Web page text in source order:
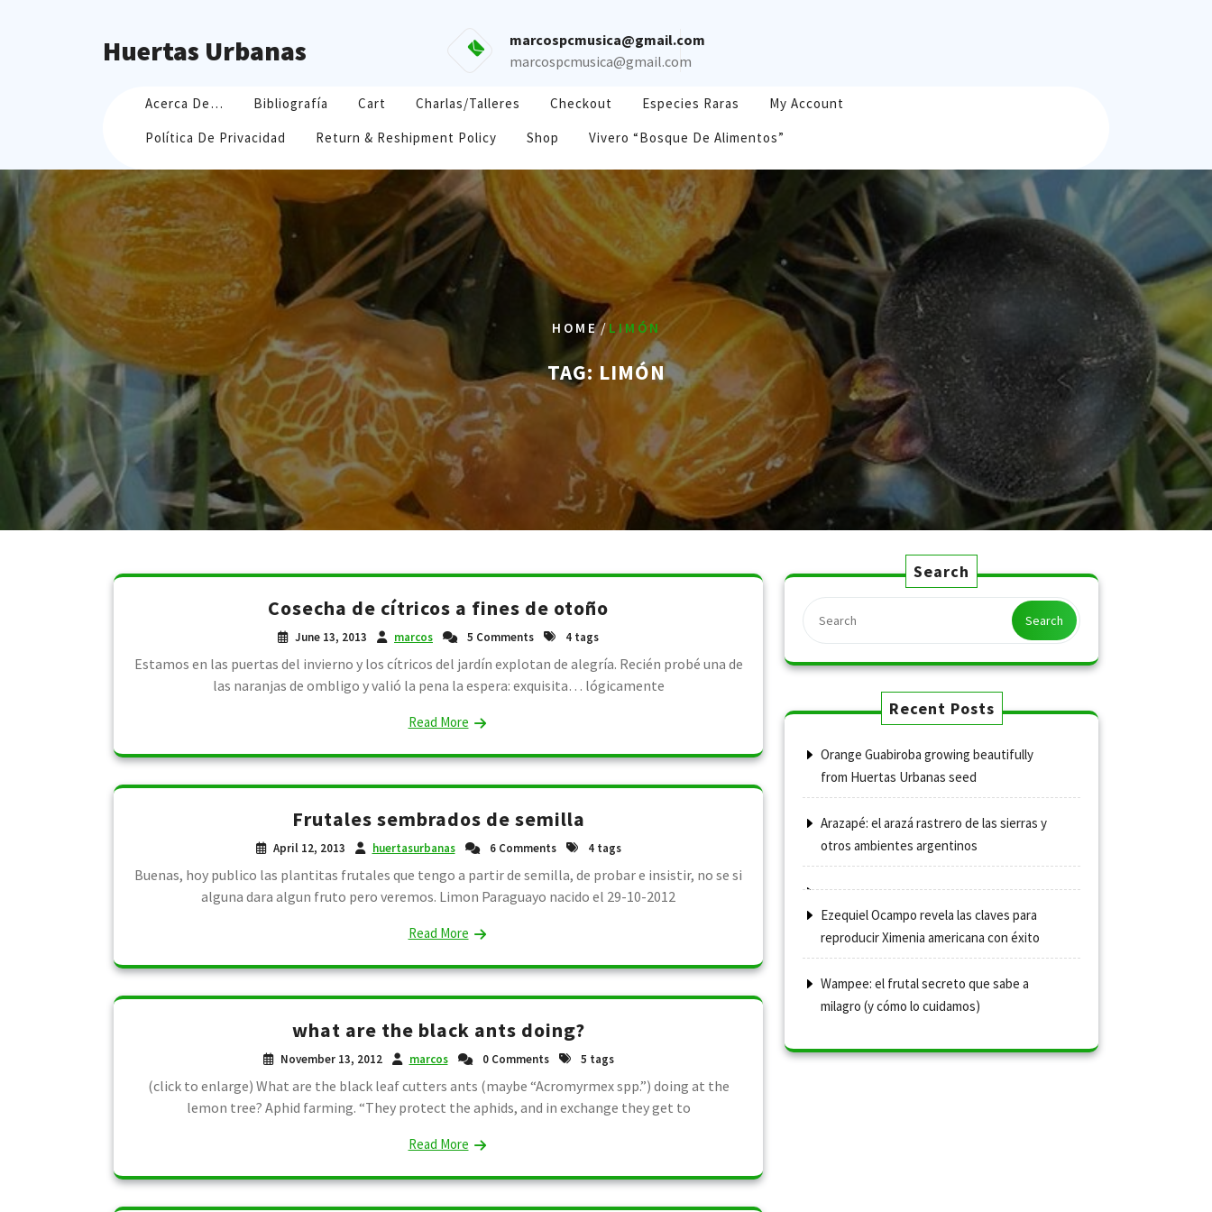
Huertas Urbanas
marcospcmusica@gmail.com
marcospcmusica@gmail.com
Acerca De… Bibliografía Cart Charlas/Talleres Checkout Especies Raras
My Account
Política De Privacidad
Return & Reshipment Policy Shop Vivero “Bosque De Alimentos”
HOME/ LIMÓN
TAG: LIMÓN
Cosecha de cítricos a fines de otoño
June 13, 2013 marcos 5 Comments 4 tags
Estamos en las puertas del invierno y los cítricos del jardín explotan de alegría. Recién probé una de
las naranjas de ombligo y valió la pena la espera: exquisita… lógicamente
Read More
Frutales sembrados de semilla
April 12, 2013 huertasurbanas 6 Comments 4 tags
Buenas, hoy publico las plantitas frutales que tengo a partir de semilla, de probar e insistir, no se si
alguna dara algun fruto pero veremos. Limon Paraguayo nacido el 29-10-2012
Read More
what are the black ants doing?
November 13, 2012 marcos 0 Comments 5 tags
(click to enlarge) What are the black leaf cutters ants (maybe “Acromyrmex spp.”) doing at the
lemon tree? Aphid farming. “They protect the aphids, and in exchange they get to
Read More
Search
Search
Recent Posts
Orange Guabiroba growing beautifully
from Huertas Urbanas seed
Arazapé: el arazá rastrero de las sierras y
otros ambientes argentinos
Ezequiel Ocampo revela las claves para
reproducir Ximenia americana con éxito
Wampee: el frutal secreto que sabe a
milagro (y cómo lo cuidamos)